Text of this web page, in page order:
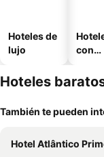
Hoteles de
lujo
con
Hoteles
También te pueden
Hotel Atlântico